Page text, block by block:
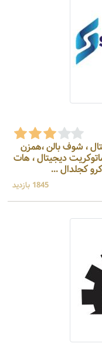
دیجیتال ، شوف بالن ،همزن
دیجیتال ، هات
کجلدال ...
1845 بازدید